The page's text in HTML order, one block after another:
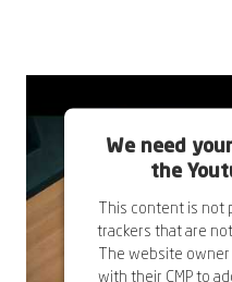
We need
the
This content is
trackers that are
The website
with their CMP to